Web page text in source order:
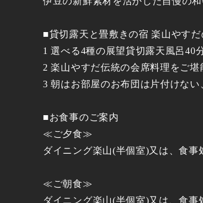
■貸切露天と畳敷きの宿 楽山やす
1 選べる4種の展望貸切露天風呂40
2 楽山やすだ伝統の会席料理をご堪
3 朝はお部屋のお布団は片付けない
■お食事のご案内
≪ご夕食≫
ダイニング楽山(半個室)又は、食事
≪ご朝食≫
ダイニング楽山(半個室)又は、食事